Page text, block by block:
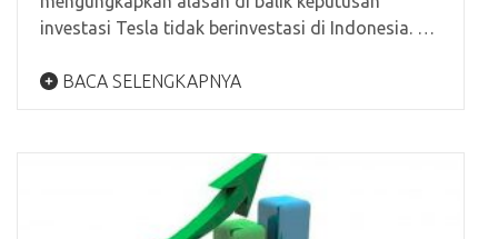
investasi Tesla tidak berinvestasi di Indonesia. …
BACA SELENGKAPNYA